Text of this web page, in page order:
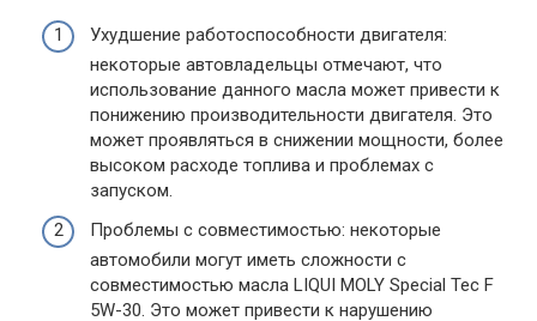
Ухудшение работоспособности двигателя:
некоторые автовладельцы отмечают, что
использование данного масла может привести к
понижению производительности двигателя. Это
может проявляться в снижении мощности, более
высоком расходе топлива и проблемах с
запуском.
Проблемы с совместимостью: некоторые
автомобили могут иметь сложности с
совместимостью масла LIQUI MOLY Special Tec F
5W-30. Это может привести к нарушению